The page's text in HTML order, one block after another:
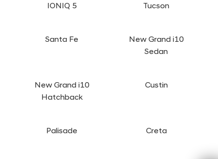
IONIQ 5 Tucson
Santa Fe
New Grand i10
Sedan
New Grand i10
Hatchback
Custin
Palisade Creta